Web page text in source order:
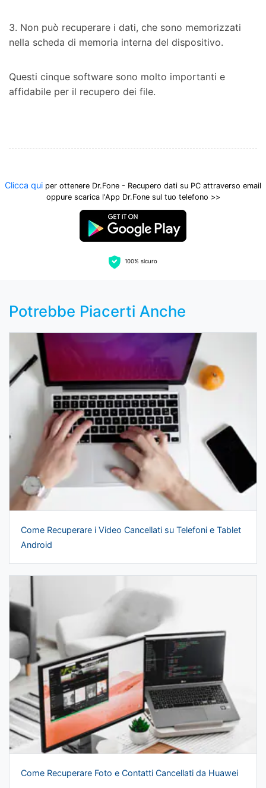
3. Non può recuperare i dati, che sono memorizzati
nella scheda di memoria interna del dispositivo.
Questi cinque software sono molto importanti e
affidabile per il recupero dei file.
Clicca qui per ottenere Dr.Fone - Recupero dati su PC attraverso email
oppure scarica l'App Dr.Fone sul tuo telefono >>
100% sicuro
Potrebbe Piacerti Anche
Come Recuperare i Video Cancellati su Telefoni e Tablet
Android
Come Recuperare Foto e Contatti Cancellati da Huawei